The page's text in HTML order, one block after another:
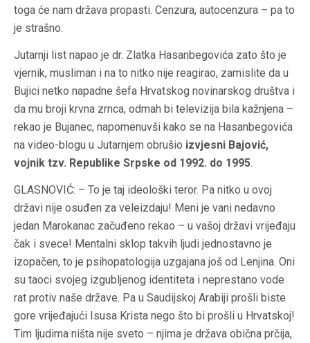
toga će nam država propasti. Cenzura, autocenzura – pa to
je strašno.
Jutarnji list napao je dr. Zlatka Hasanbegovića zato što je
vjernik, musliman i na to nitko nije reagirao, zamislite da u
Bujici netko napadne šefa Hrvatskog novinarskog društva i
da mu broji krvna zrnca, odmah bi televizija bila kažnjena –
rekao je Bujanec, napomenuvši kako se na Hasanbegovića
na video-blogu u Jutarnjem obrušio izvjesni Bajović,
vojnik tzv. Republike Srpske od 1992. do 1995.
GLASNOVIĆ: – To je taj ideološki teror. Pa nitko u ovoj
državi nije osuđen za veleizdaju! Meni je vani nedavno
jedan Marokanac začuđeno rekao – u vašoj državi vrijeđaju
čak i svece! Mentalni sklop takvih ljudi jednostavno je
izopačen, to je psihopatologija uzgajana još od Lenjina. Oni
su taoci svojeg izgubljenog identiteta i neprestano vode
rat protiv naše države. Pa u Saudijskoj Arabiji prošli biste
gore vrijeđajući Isusa Krista nego što bi prošli u Hrvatskoj!
Tim ljudima ništa nije sveto – njima je država obična prčija,